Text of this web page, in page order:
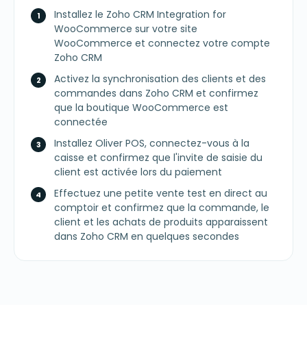
Installez le Zoho CRM Integration for
WooCommerce sur votre site
WooCommerce et connectez votre compte
Zoho CRM
Activez la synchronisation des clients et des
commandes dans Zoho CRM et confirmez
que la boutique WooCommerce est
connectée
Installez Oliver POS, connectez-vous à la
caisse et confirmez que l'invite de saisie du
client est activée lors du paiement
Effectuez une petite vente test en direct au
comptoir et confirmez que la commande, le
client et les achats de produits apparaissent
dans Zoho CRM en quelques secondes